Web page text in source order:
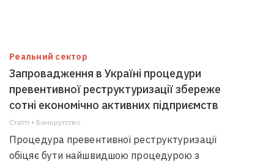
Реальний сектор
Запровадження в Україні процедури
превентивної реструктуризації збереже
сотні економічно активних підприємств
Статті • Банкрутство
Процедура превентивної реструктуризації
обіцяє бути найшвидшою процедурою з